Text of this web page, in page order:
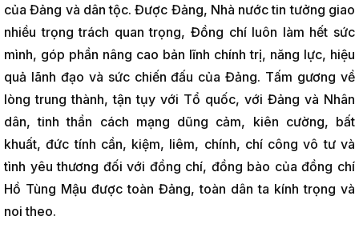
của Đảng và dân tộc. Được Đảng, Nhà nước tin tưởng giao
nhiều trọng trách quan trọng, Đồng chí luôn làm hết sức
mình, góp phần nâng cao bản lĩnh chính trị, năng lực, hiệu
quả lãnh đạo và sức chiến đấu của Đảng. Tấm gương về
lòng trung thành, tận tụy với Tổ quốc, với Đảng và Nhân
dân, tinh thần cách mạng dũng cảm, kiên cường, bất
khuất, đức tính cần, kiệm, liêm, chính, chí công vô tư và
tình yêu thương đối với đồng chí, đồng bào của đồng chí
Hồ Tùng Mậu được toàn Đảng, toàn dân ta kính trọng và
noi theo.